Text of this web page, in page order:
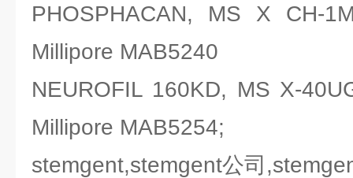
PHOSPHACAN, MS X
Millipore MAB5240
NEUROFIL 160KD, MS X-
Millipore MAB5254;
stemgent,stemgent公司